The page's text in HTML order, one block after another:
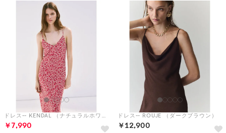
ドレス-- KENDAL （ナチュラルホワイト）
￥7,990
ドレス-- ROUJE （ダークブラウン）
￥12,900